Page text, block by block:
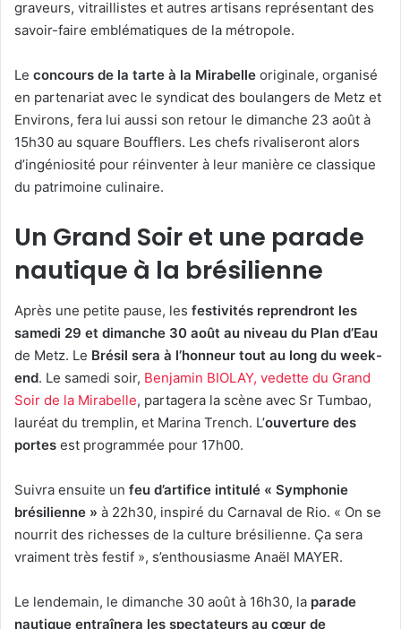
graveurs, vitraillistes et autres artisans représentant des
savoir-faire emblématiques de la métropole.
Le concours de la tarte à la Mirabelle originale, organisé
en partenariat avec le syndicat des boulangers de Metz et
Environs, fera lui aussi son retour le dimanche 23 août à
15h30 au square Boufflers. Les chefs rivaliseront alors
d’ingéniosité pour réinventer à leur manière ce classique
du patrimoine culinaire.
Un Grand Soir et une parade
nautique à la brésilienne
Après une petite pause, les festivités reprendront les
samedi 29 et dimanche 30 août au niveau du Plan d’Eau
de Metz. Le Brésil sera à l’honneur tout au long du week-
end. Le samedi soir, Benjamin BIOLAY, vedette du Grand
Soir de la Mirabelle, partagera la scène avec Sr Tumbao,
lauréat du tremplin, et Marina Trench. L’ouverture des
portes est programmée pour 17h00.
Suivra ensuite un feu d’artifice intitulé « Symphonie
brésilienne » à 22h30, inspiré du Carnaval de Rio. « On se
nourrit des richesses de la culture brésilienne. Ça sera
vraiment très festif », s’enthousiasme Anaël MAYER.
Le lendemain, le dimanche 30 août à 16h30, la parade
nautique entraînera les spectateurs au cœur de